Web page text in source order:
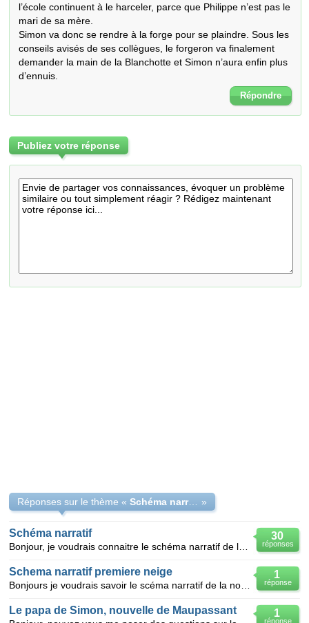
l’école continuent à le harceler, parce que Philippe n’est pas le
mari de sa mère.
Simon va donc se rendre à la forge pour se plaindre. Sous les
conseils avisés de ses collègues, le forgeron va finalement
demander la main de la Blanchotte et Simon n’aura enfin plus
d’ennuis.
Répondre
Publiez votre réponse
Réponses sur le thème « Schéma narratif de ''Le papa de simon'' de Maupassant »
30
réponses
Schéma narratif
1
réponse
Schema narratif premiere neige
1
réponse
Le papa de Simon, nouvelle de Maupassant